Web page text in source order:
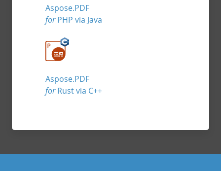
Aspose.PDF
forPHP via Java
Aspose.PDF
forRust via C++